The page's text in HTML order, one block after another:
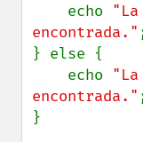
    echo
encontrada."
} else {
    echo
encontrada."
}